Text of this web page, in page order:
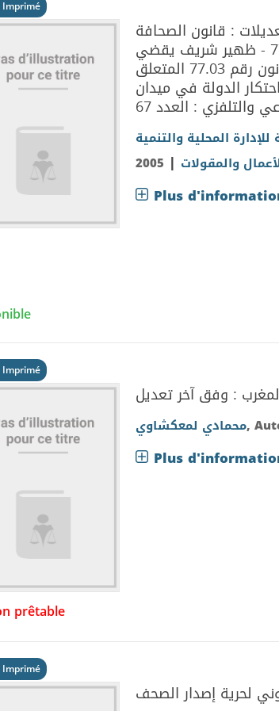
: قانون الصحافة
والنشر وفق آخر التعديلات المدخلة بالقانون رقم 77.00 - ظهير شريف يقضي
بغحداث الهيئة العليا للإتصال السمعي - البصري - قانون رقم 77.03 المتعلق
الدولة في ميدان
والتلفزي : العدد 67
المحلية والتنمية
والمقولات |
2005
Plus
: وفق آخر تعديل
محمادي لمعكشاوي,
Plus
prêtable
لحرية إصدار الصحف